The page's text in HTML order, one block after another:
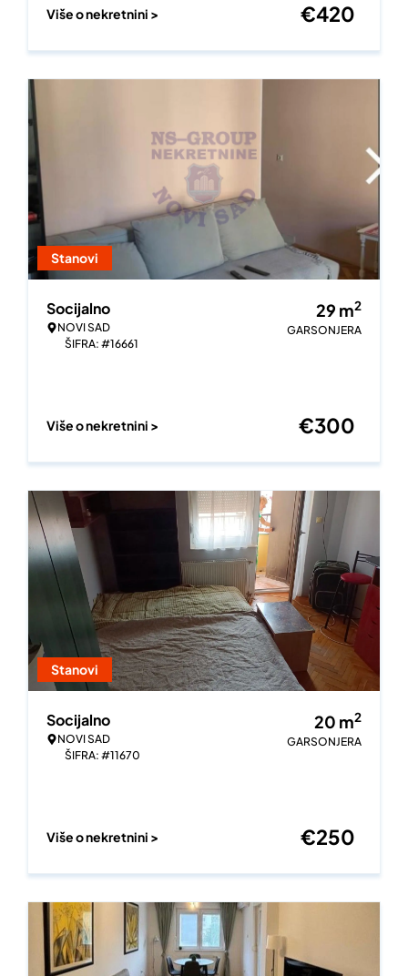
Više o nekretnini > €420
Stanovi
Socijalno
NOVI SAD
ŠIFRA: #16661
29 m2
GARSONJERA
Više o nekretnini > €300
Stanovi
Socijalno
NOVI SAD
ŠIFRA: #11670
20 m2
GARSONJERA
Više o nekretnini > €250